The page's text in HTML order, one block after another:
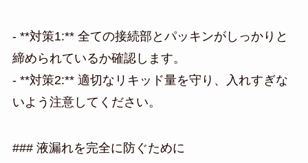
- **対策1:** 全ての接続部とパッキンがしっかりと
締められているか確認します。
- **対策2:** 適切なリキッド量を守り、入れすぎな
いよう注意してください。
### 液漏れを完全に防ぐために